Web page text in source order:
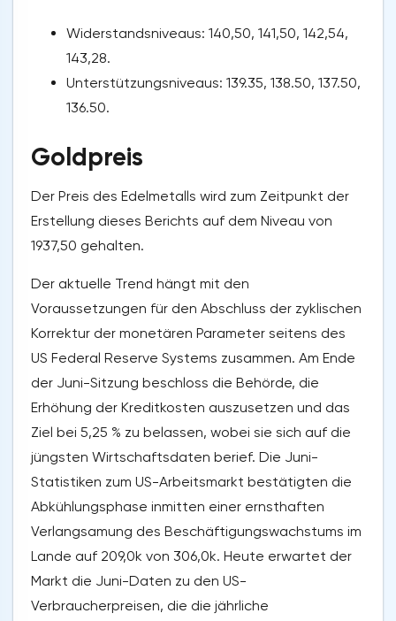
Widerstandsniveaus: 140,50, 141,50, 142,54,
143,28.
Unterstützungsniveaus: 139.35, 138.50, 137.50,
136.50.
Goldpreis
Der Preis des Edelmetalls wird zum Zeitpunkt der
Erstellung dieses Berichts auf dem Niveau von
1937,50 gehalten.
Der aktuelle Trend hängt mit den
Voraussetzungen für den Abschluss der zyklischen
Korrektur der monetären Parameter seitens des
US Federal Reserve Systems zusammen. Am Ende
der Juni-Sitzung beschloss die Behörde, die
Erhöhung der Kreditkosten auszusetzen und das
Ziel bei 5,25 % zu belassen, wobei sie sich auf die
jüngsten Wirtschaftsdaten berief. Die Juni-
Statistiken zum US-Arbeitsmarkt bestätigten die
Abkühlungsphase inmitten einer ernsthaften
Verlangsamung des Beschäftigungswachstums im
Lande auf 209,0k von 306,0k. Heute erwartet der
Markt die Juni-Daten zu den US-
Verbraucherpreisen, die die jährliche